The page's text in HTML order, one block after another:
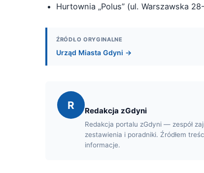
Hurtownia „Polus” (ul. Warszawska
ŹRÓDŁO ORYGINALNE
Urząd Miasta Gdyni →
R Redakcja zGdyni
Redakcja portalu zGdyni — zespół
zestawienia i poradniki. Źródłem
informacje.